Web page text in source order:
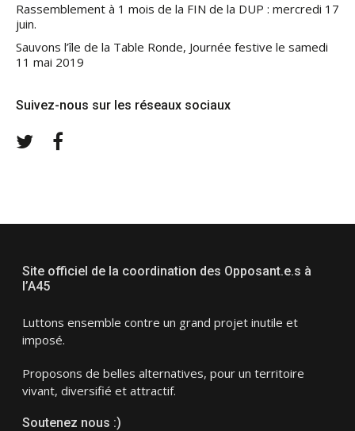
Rassemblement à 1 mois de la FIN de la DUP : mercredi 17
juin.
Sauvons l’île de la Table Ronde, Journée festive le samedi
11 mai 2019
Suivez-nous sur les réseaux sociaux
Twitter
Site officiel de la coordination des Opposant.e.s à
l’A45
Luttons ensemble contre un grand projet inutile et
imposé.
Proposons de belles alternatives, pour un territoire
vivant, diversifié et attractif.
Soutenez nous :)